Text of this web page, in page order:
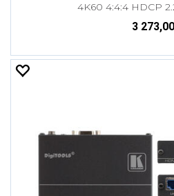
4K60 4:4:4 HDCP
3 273,00